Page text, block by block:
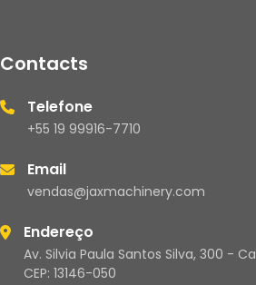
Contacts
Telefone
+55 19 99916-7710
Email
vendas@jaxmachinery.com
Endereço
Av. Silvia Paula Santos Silva, 300 -
CEP: 13146-050